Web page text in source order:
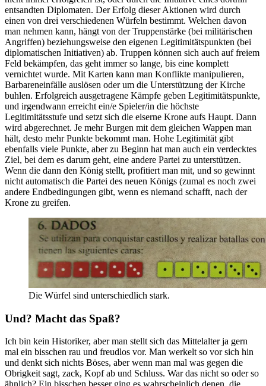
entsandten Diplomaten. Der Erfolg dieser Aktionen wird durch
einen von drei verschiedenen Würfeln bestimmt. Welchen davon
man nehmen kann, hängt von der Truppenstärke (bei militärischen
Angriffen) beziehungsweise den eigenen Legitimitätspunkten (bei
diplomatischen Initiativen) ab. Truppen können sich auch auf freiem
Feld bekämpfen, das geht immer so lange, bis eine komplett
vernichtet wurde. Mit Karten kann man Konflikte manipulieren,
Barbareneinfälle auslösen oder um die Unterstützung der Kirche
buhlen. Erfolgreich ausgetragene Kämpfe geben Legitimitätspunkte,
und irgendwann erreicht ein/e Spieler/in die höchste
Legitimitätsstufe und setzt sich die eiserne Krone aufs Haupt. Dann
wird abgerechnet. Je mehr Burgen mit dem gleichen Wappen man
hält, desto mehr Punkte bekommt man. Hohe Legitimität gibt
ebenfalls viele Punkte, aber zu Beginn hat man auch ein verdecktes
Ziel, bei dem es darum geht, eine andere Partei zu unterstützen.
Wenn die dann den König stellt, profitiert man mit, und so gewinnt
nicht automatisch die Partei des neuen Königs (zumal es noch zwei
andere Endbedingungen gibt, wenn es niemand schafft, nach der
Krone zu greifen.
Die Würfel sind unterschiedlich stark.
Und? Macht das Spaß?
Ich bin kein Historiker, aber man stellt sich das Mittelalter ja gern
mal ein bisschen rau und freudlos vor. Man werkelt so vor sich hin
und denkt sich nichts Böses, aber wenn man mal was gegen die
Obrigkeit sagt, zack, Kopf ab und Schluss. War das nicht so oder so